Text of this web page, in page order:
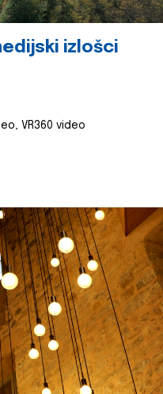
izlošci
VR360 video